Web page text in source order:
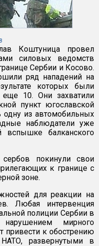
Коштуница провел
силовых ведомств
Сербии и Косово.
ряд нападений на
которых были
10. Они захватили
пункт югославской
одну из автомобильных
наблюдатели уже
балканского
сербов покинули свои
к границе с
зоне.
для реакции на
Любая интервенция
полиции Сербии в
мирного
привести к обострению
развернутыми в